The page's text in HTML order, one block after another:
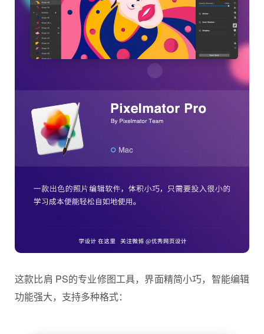
这款比肩 PS的专业修图工具，界面精简小巧，智能编辑
功能强大，支持多种格式：